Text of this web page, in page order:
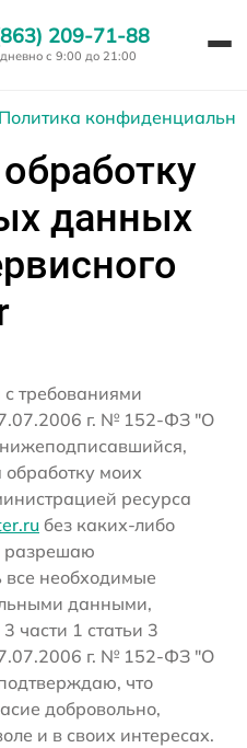
209-71-88
с 9:00 до 21:00
Политика
данных
с требованиями
г. № 152-ФЗ "О
моих
ресурса
без каких-либо
разрешаю
необходимые
данными,
части 1 статьи 3
г. № 152-ФЗ "О
что
добровольно,
и в своих интересах.